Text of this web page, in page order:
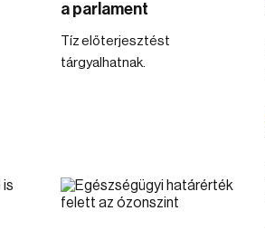
a parlament
Tíz előterjesztést
tárgyalhatnak.